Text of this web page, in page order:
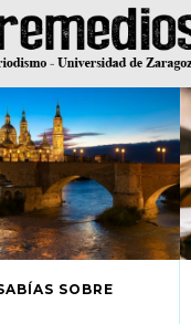
SOBRE